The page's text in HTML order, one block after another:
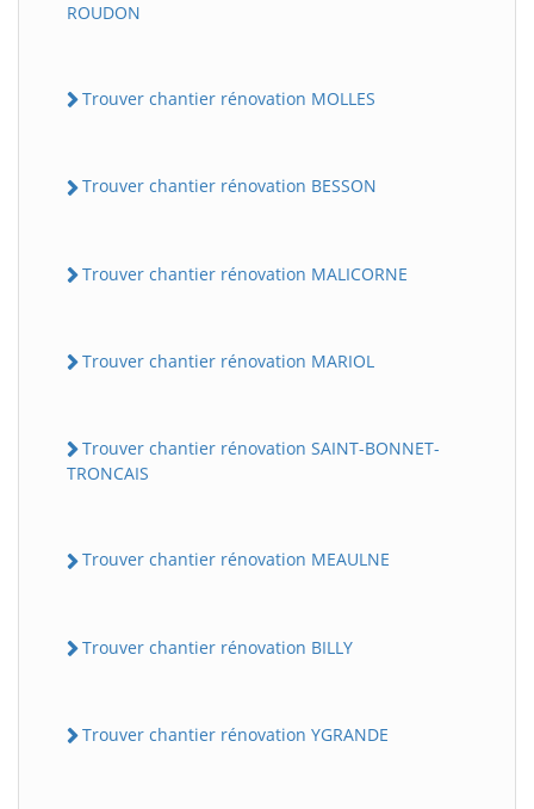
ROUDON
Trouver chantier rénovation MOLLES
Trouver chantier rénovation BESSON
Trouver chantier rénovation MALICORNE
Trouver chantier rénovation MARIOL
Trouver chantier rénovation SAINT-BONNET-
TRONCAIS
Trouver chantier rénovation MEAULNE
Trouver chantier rénovation BILLY
Trouver chantier rénovation YGRANDE